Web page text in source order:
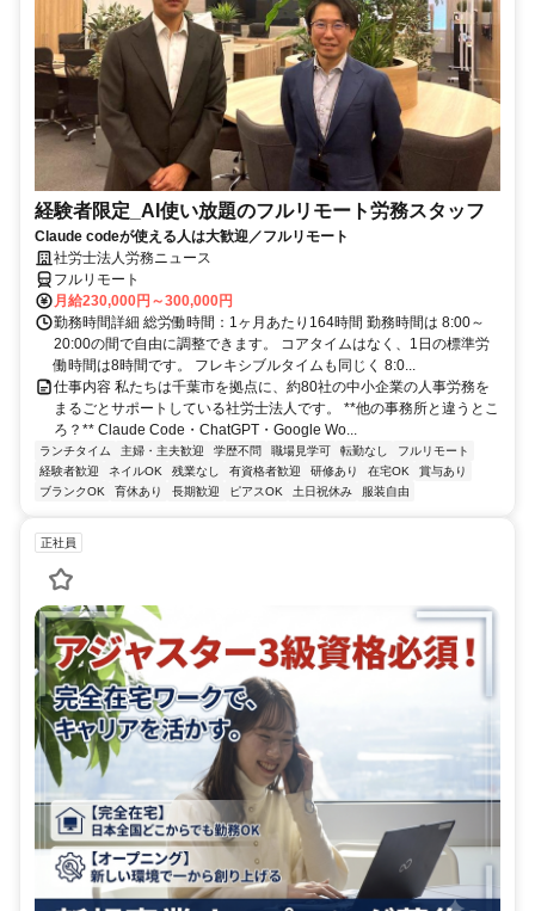
経験者限定_AI使い放題のフルリモート労務スタッフ
Claude codeが使える人は大歓迎／フルリモート
社労士法人労務ニュース
フルリモート
月給230,000円～300,000円
勤務時間詳細 総労働時間：1ヶ月あたり164時間 勤務時間は 8:00～
20:00の間で自由に調整できます。 コアタイムはなく、1日の標準労
働時間は8時間です。 フレキシブルタイムも同じく 8:0...
仕事内容 私たちは千葉市を拠点に、約80社の中小企業の人事労務を
まるごとサポートしている社労士法人です。 **他の事務所と違うとこ
ろ？** Claude Code・ChatGPT・Google Wo...
ランチタイム 主婦・主夫歓迎 学歴不問 職場見学可 転勤なし
フルリモート
経験者歓迎
ネイルOK 残業なし 有資格者歓迎 研修あり 在宅OK
賞与あり
ブランクOK
育休あり 長期歓迎 ピアスOK 土日祝休み 服装自由
正社員